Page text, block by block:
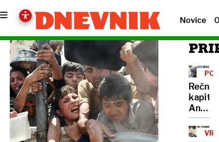
Novice
Rečni
Anže
Logar
izdelal